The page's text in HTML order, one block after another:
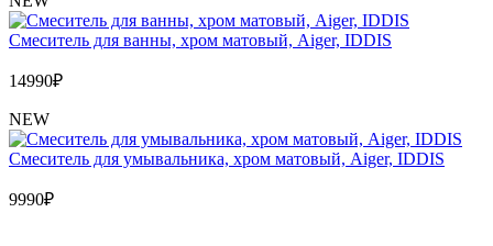
Cмеситель для ванны, хром матовый, Aiger, IDDIS
14990₽
NEW
Cмеситель для умывальника, хром матовый, Aiger, IDDIS
9990₽